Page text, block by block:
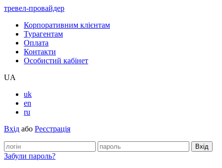
тревел-провайдер
Корпоративним клієнтам
Турагентам
Оплата
Контакти
Особистий кабінет
UA
uk
en
ru
Вхід або Реєстрація
Забули пароль?